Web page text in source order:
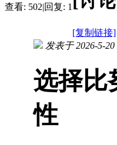
查看: 502|回复: 1
[复制链接]
发表于 2026-5-20
选择比
性